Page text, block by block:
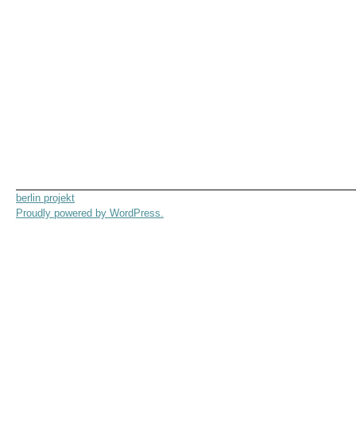
berlin projekt
Proudly powered by WordPress.